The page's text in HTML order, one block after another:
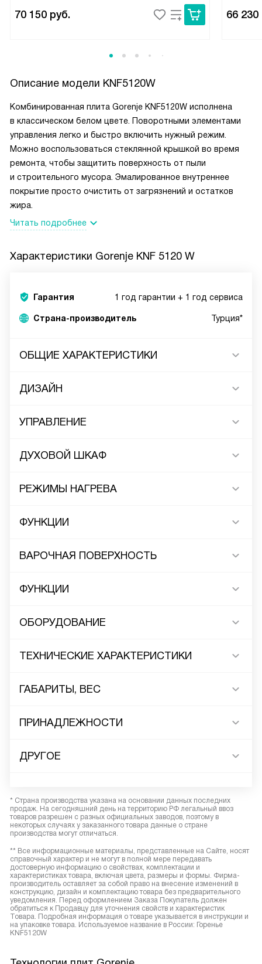
70 150 руб. 66 230
Описание модели KNF5120W
Комбинированная плита Gorenje KNF5120W исполнена
в классическом белом цвете. Поворотными элементами
управления легко и быстро включить нужный режим.
Можно воспользоваться стеклянной крышкой во время
ремонта, чтобы защитить поверхность от пыли
и строительного мусора. Эмалированное внутреннее
покрытие просто очистить от загрязнений и остатков
жира.
Читать подробнее
Характеристики Gorenje KNF 5120 W
Гарантия 1 год гарантии + 1 год сервиса
Страна-производитель Турция*
ОБЩИЕ ХАРАКТЕРИСТИКИ
ДИЗАЙН
УПРАВЛЕНИЕ
ДУХОВОЙ ШКАФ
РЕЖИМЫ НАГРЕВА
ФУНКЦИИ
ВАРОЧНАЯ ПОВЕРХНОСТЬ
ФУНКЦИИ
ОБОРУДОВАНИЕ
ТЕХНИЧЕСКИЕ ХАРАКТЕРИСТИКИ
ГАБАРИТЫ, ВЕС
ПРИНАДЛЕЖНОСТИ
ДРУГОЕ
* Страна производства указана на основании данных последних
продаж. На сегодняшний день на территорию РФ легальный ввоз
товаров разрешен с разных официальных заводов, поэтому в
некоторых случаях у заказанного товара данные о стране
производства могут отличаться.
** Все информационные материалы, представленные на Сайте, носят
справочный характер и не могут в полной мере передавать
достоверную информацию о свойствах, комплектации и
характеристиках товара, включая цвета, размеры и формы. Фирма-
производитель оставляет за собой право на внесение изменений в
конструкцию, дизайн и комплектацию товара без предварительного
уведомления. Перед оформлением Заказа Покупатель должен
обратиться к Продавцу для уточнения свойств и характеристик
Товара. Подробная информация о товаре указывается в инструкции и
на упаковке товара. Используемое название в России: Горенье
KNF5120W